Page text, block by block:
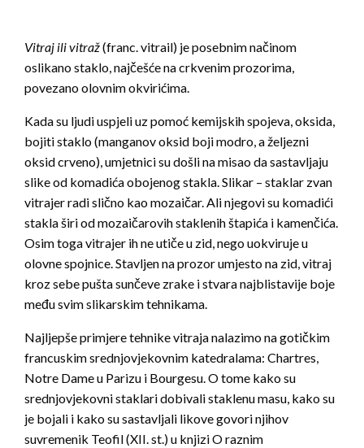
Vitraj ili vitraž(franc. vitrail) je posebnim načinom
oslikano staklo, najčešće na crkvenim prozorima,
povezano olovnim okvirićima.
Kada su ljudi uspjeli uz pomoć kemijskih spojeva, oksida,
bojiti staklo (manganov oksid boji modro, a željezni
oksid crveno), umjetnici su došli na misao da sastavljaju
slike od komadića obojenog stakla. Slikar – staklar zvan
vitrajer radi slično kao mozaičar. Ali njegovi su komadići
stakla širi od mozaičarovih staklenih štapića i kamenčića.
Osim toga vitrajer ih ne utiče u zid, nego uokviruje u
olovne spojnice. Stavljen na prozor umjesto na zid, vitraj
kroz sebe pušta sunčeve zrake i stvara najblistavije boje
među svim slikarskim tehnikama.
Najljepše primjere tehnike vitraja nalazimo na gotičkim
francuskim srednjovjekovnim katedralama: Chartres,
Notre Dame u Parizu i Bourgesu. O tome kako su
srednjovjekovni staklari dobivali staklenu masu, kako su
je bojali i kako su sastavljali likove govori njihov
suvremenik Teofil (XII. st.) u knjizi O raznim